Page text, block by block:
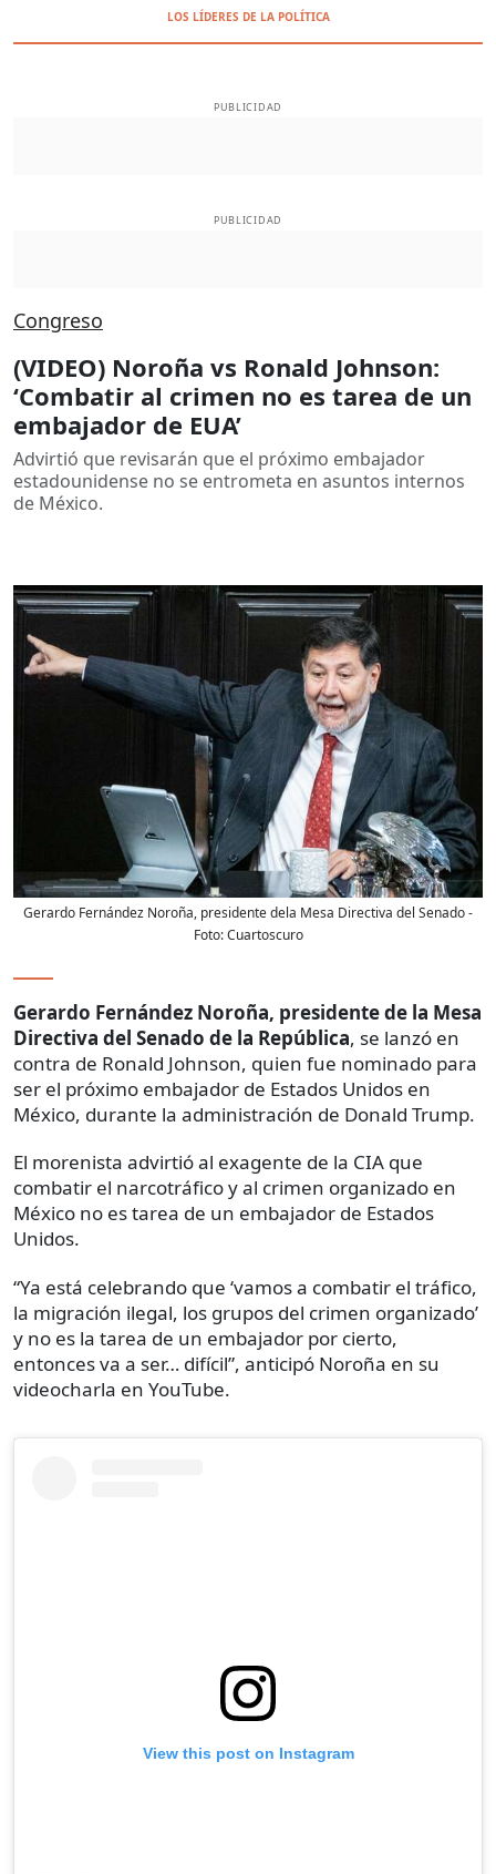
LOS LÍDERES DE LA POLÍTICA
PUBLICIDAD
PUBLICIDAD
Congreso
(VIDEO) Noroña vs Ronald Johnson:
‘Combatir al crimen no es tarea de un
embajador de EUA’
Advirtió que revisarán que el próximo embajador
estadounidense no se entrometa en asuntos internos
de México.
Gerardo Fernández Noroña, presidente dela Mesa Directiva del Senado-
Foto:Cuartoscuro
Gerardo Fernández Noroña, presidente de la Mesa
Directiva del Senado de la República, se lanzó en
contra de Ronald Johnson, quien fue nominado para
ser el próximo embajador de Estados Unidos en
México, durante la administración de Donald Trump.
El morenista advirtió al exagente de la CIA que
combatir el narcotráfico y al crimen organizado en
México no es tarea de un embajador de Estados
Unidos.
“Ya está celebrando que ‘vamos a combatir el tráfico,
la migración ilegal, los grupos del crimen organizado’
y no es la tarea de un embajador por cierto,
entonces va a ser… difícil”, anticipó Noroña en su
videocharla en YouTube.
View this post on Instagram